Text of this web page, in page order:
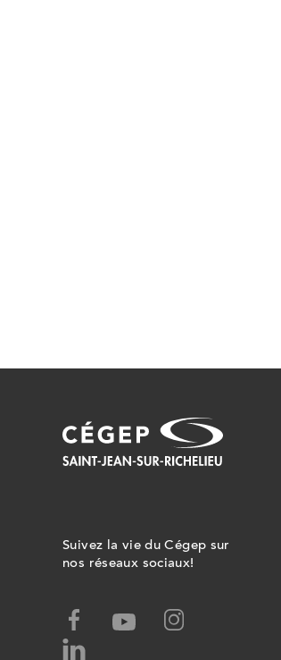
Suivez la vie du Cégep sur
nos réseaux sociaux!
facebook,
ce
youtube,instagram,
linked-